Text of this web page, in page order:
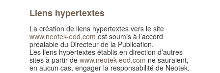
Liens hypertextes
La création de liens hypertextes vers le site
www.neotek-eod.com est soumis à l’accord
préalable du Directeur de la Publication.
Les liens hypertextes établis en direction d’autres
sites à partir de www.neotek-eod.com ne sauraient,
en aucun cas, engager la responsabilité de Neotek.